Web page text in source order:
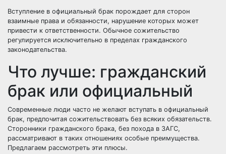
Вступление в официальный брак порождает для сторон
взаимные права и обязанности, нарушение которых может
привести к ответственности. Обычное сожительство
регулируется исключительно в пределах гражданского
законодательства.
Что лучше: гражданский
брак или официальный
Современные люди часто не желают вступать в официальный
брак, предпочитая сожительствовать без всяких обязательств.
Сторонники гражданского брака, без похода в ЗАГС,
рассматривают в таких отношениях особые преимущества.
Предлагаем рассмотреть эти плюсы.